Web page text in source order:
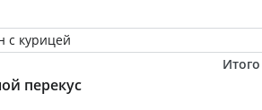
с курицей
Итого
перекус